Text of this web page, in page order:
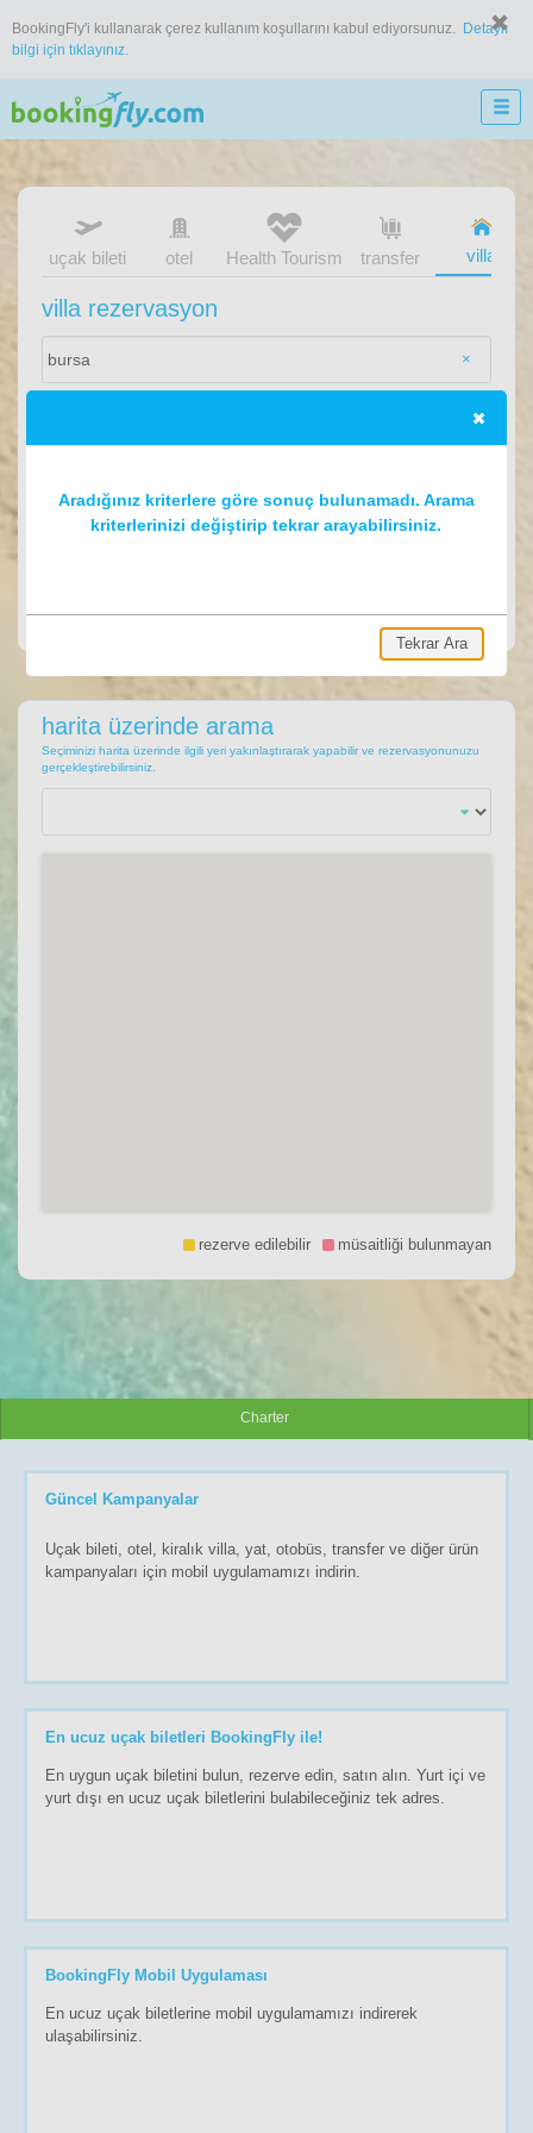
BookingFly'i kullanarak çerez kullanım koşullarını kabul ediyorsunuz.
Detaylı
bilgi için tıklayınız.
uçak bileti otel transfer villa
Health Tourism
villa rezervasyon
×
harita üzerinde arama
Seçiminizi harita üzerinde ilgili yeri yakınlaştırarak yapabilir ve rezervasyonunuzu
gerçekleştirebilirsiniz.
rezerve edilebilir müsaitliği bulunmayan
Charter
Güncel Kampanyalar
Uçak bileti, otel, kiralık villa, yat, otobüs, transfer ve diğer ürün
kampanyaları için mobil uygulamamızı indirin.
En ucuz uçak biletleri BookingFly ile!
En uygun uçak biletini bulun, rezerve edin, satın alın. Yurt içi ve
yurt dışı en ucuz uçak biletlerini bulabileceğiniz tek adres.
BookingFly Mobil Uygulaması
En ucuz uçak biletlerine mobil uygulamamızı indirerek
ulaşabilirsiniz.
Aradığınız kriterlere göre sonuç bulunamadı. Arama
kriterlerinizi değiştirip tekrar arayabilirsiniz.
Tekrar Ara